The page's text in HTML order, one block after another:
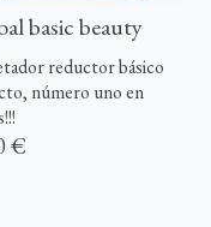
basic beauty
reductor básico
número uno en
€